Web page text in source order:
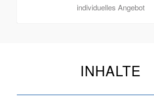
individuelles Angebot
INHALTE